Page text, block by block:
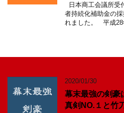
日本商工会議所受
者持続化補助金の
れました。 平成
2020/01/30
幕末最強の剣豪
真剣NO.１と竹